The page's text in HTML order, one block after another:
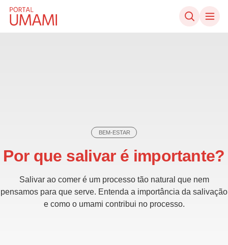
Ir direto ao conteúdo
BEM-ESTAR
Por que salivar é importante?
Salivar ao comer é um processo tão natural que nem
pensamos para que serve. Entenda a importância da salivação
e como o umami contribui no processo.